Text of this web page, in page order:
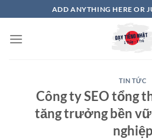
qua
nội
ADD ANYTHING HERE OR
TIN TỨC
Công ty SEO tổng
tăng trưởng bền
nghiệp